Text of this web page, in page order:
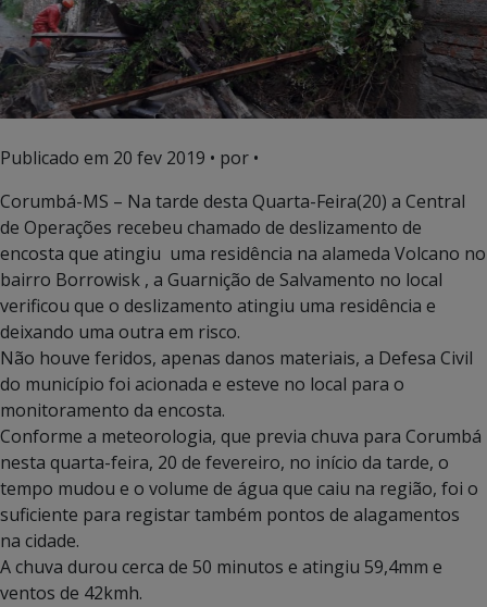
Publicado em 20 fev 2019 • por •
Corumbá-MS – Na tarde desta Quarta-Feira(20) a Central
de Operações recebeu chamado de deslizamento de
encosta que atingiu uma residência na alameda Volcano no
bairro Borrowisk , a Guarnição de Salvamento no local
verificou que o deslizamento atingiu uma residência e
deixando uma outra em risco.
Não houve feridos, apenas danos materiais, a Defesa Civil
do município foi acionada e esteve no local para o
monitoramento da encosta.
Conforme a meteorologia, que previa chuva para Corumbá
nesta quarta-feira, 20 de fevereiro, no início da tarde, o
tempo mudou e o volume de água que caiu na região, foi o
suficiente para registar também pontos de alagamentos
na cidade.
A chuva durou cerca de 50 minutos e atingiu 59,4mm e
ventos de 42kmh.